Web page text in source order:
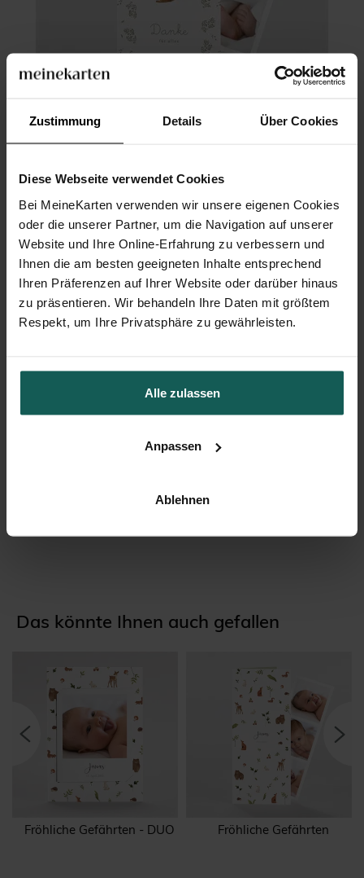
Zustimmung Details Über Cookies
Diese Webseite verwendet Cookies
Bei MeineKarten verwenden wir unsere eigenen Cookies
oder die unserer Partner, um die Navigation auf unserer
Website und Ihre Online-Erfahrung zu verbessern und
Ihnen die am besten geeigneten Inhalte entsprechend
Ihren Präferenzen auf Ihrer Website oder darüber hinaus
zu präsentieren. Wir behandeln Ihre Daten mit größtem
Respekt, um Ihre Privatsphäre zu gewährleisten.
Alle zulassen
Anpassen
Ablehnen
Dankeskarte Geburt
Das könnte Ihnen auch gefallen
Fröhliche Gefährten - DUO Fröhliche Gefährten